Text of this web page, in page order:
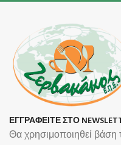
ΕΓΓΡΑΦΕΙΤΕ ΣΤΟ
Θα χρησιμοποιηθεί βάση